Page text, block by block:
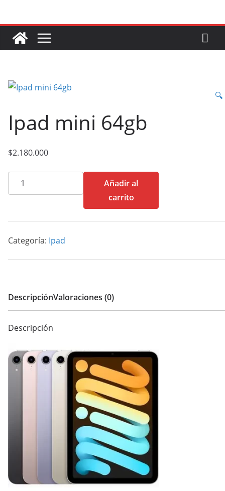
contenido
🔍
Ipad mini 64gb
$2.180.000
Ipad
mini
cantidad
Añadir al
carrito
Categoría: Ipad
DescripciónValoraciones (0)
Descripción